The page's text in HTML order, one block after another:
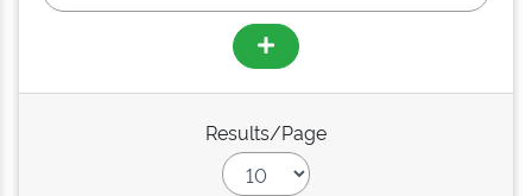
Results/Page